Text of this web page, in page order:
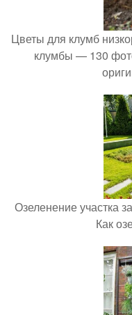
Цветы для клумб
клумбы — 130
Озеленение участка
Как